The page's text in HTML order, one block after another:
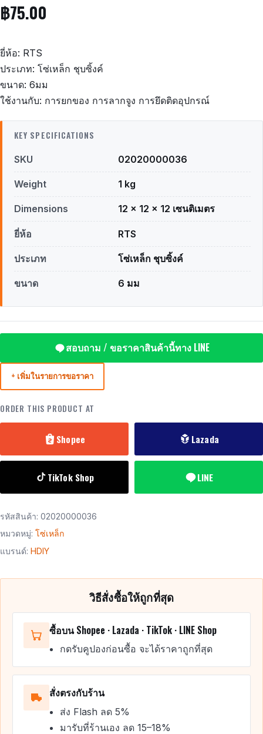
฿75.00
ยี่ห้อ: RTS
ประเภท: โซ่เหล็ก ชุบซิ้งค์
ขนาด: 6มม
ใช้งานกับ: การยกของ การลากจูง การยึดติดอุปกรณ์
KEY SPECIFICATIONS
SKU 02020000036
Weight 1 kg
Dimensions 12 × 12 × 12 เซนติเมตร
ยี่ห้อ RTS
ประเภท โซ่เหล็ก ชุบซิ้งค์
ขนาด 6 มม
สอบถาม / ขอราคาสินค้านี้ทาง LINE
+ เพิ่มในรายการขอราคา
ORDER THIS PRODUCT AT
Shopee Lazada
TikTok Shop LINE
รหัสสินค้า: 02020000036
หมวดหมู่: โซ่เหล็ก
แบรนด์: HDIY
วิธีสั่งซื้อให้ถูกที่สุด
ซื้อบน Shopee · Lazada · TikTok · LINE Shop
กดรับคูปองก่อนซื้อ จะได้ราคาถูกที่สุด
สั่งตรงกับร้าน
ส่ง Flash ลด 5%
มารับที่ร้านเอง ลด 15–18%